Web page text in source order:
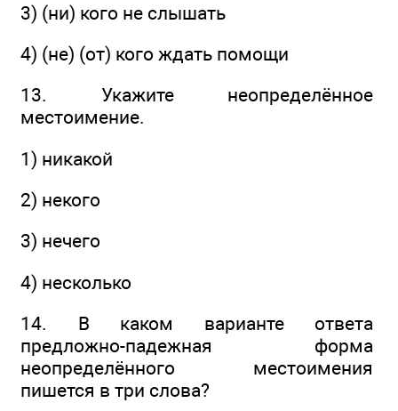
3) (ни) кого не слышать
4) (не) (от) кого ждать помощи
13. Укажите неопределённое
местоимение.
1) никакой
2) некого
3) нечего
4) несколько
14. В каком варианте ответа
предложно-падежная форма
неопределённого местоимения
пишется в три слова?